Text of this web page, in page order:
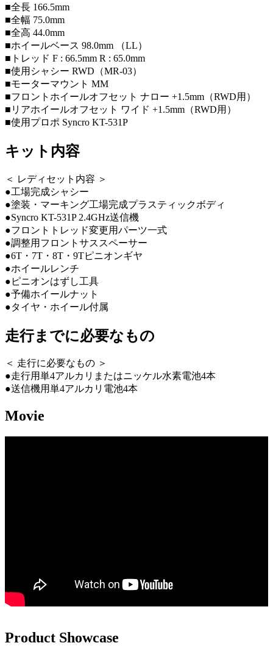
■全長 166.5mm
■全幅 75.0mm
■全高 44.0mm
■ホイールベース 98.0mm （LL）
■トレッド F : 66.5mm R : 65.0mm
■使用シャシー RWD（MR-03）
■モーターマウント MM
■フロントホイールオフセット ナロー +1.5mm（RWD用）
■リアホイールオフセット ワイド +1.5mm（RWD用）
■使用プロポ Syncro KT-531P
キット内容
＜ レディセット内容 ＞
●工場完成シャシー
●塗装・マーキング工場完成プラスティックボディ
●Syncro KT-531P 2.4GHz送信機
●フロントトレッド変更用パーツ一式
●調整用フロントサススペーサー
●6T・7T・8T・9Tピニオンギヤ
●ホイールレンチ
●ピニオンはずし工具
●予備ホイールナット
●タイヤ・ホイール付属
走行までに必要なもの
＜ 走行に必要なもの ＞
●走行用単4アルカリまたはニッケル水素電池4本
●送信機用単4アルカリ電池4本
Movie
Product Showcase